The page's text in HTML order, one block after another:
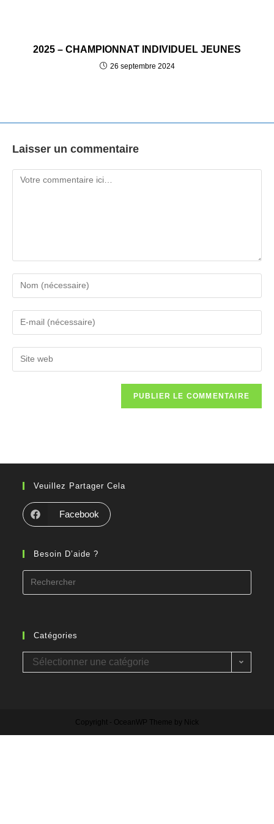
2025 – CHAMPIONNAT INDIVIDUEL JEUNES
26 septembre 2024
Laisser un commentaire
Veuillez Partager Cela
Facebook
Besoin D’aide ?
Catégories
Sélectionner une catégorie
Copyright - OceanWP Theme by Nick